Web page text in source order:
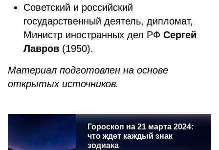
Советский и российский
государственный деятель, дипломат,
Министр иностранных дел РФ Сергей
Лавров (1950).
Материал подготовлен на основе
открытых источников.
Гороскоп на 21 марта 2024:
что ждет каждый знак
зодиака